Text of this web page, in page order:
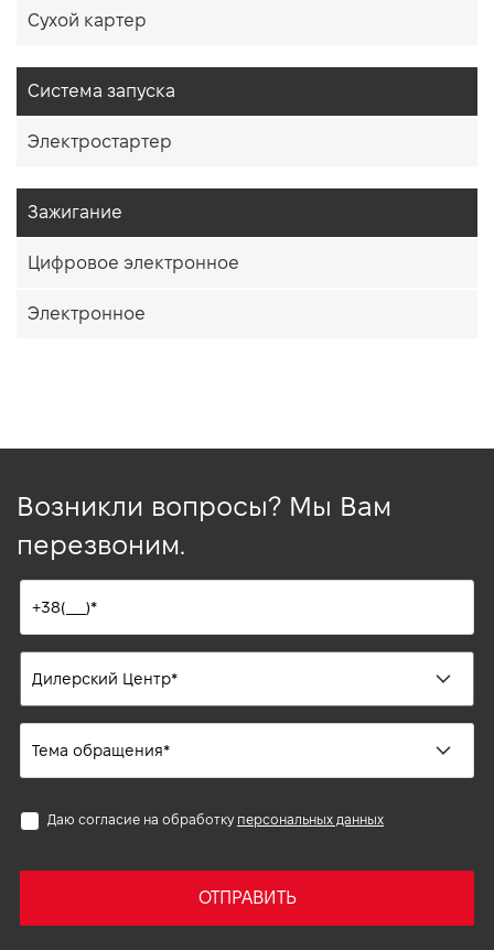
Сухой картер
Система запуска
Электростартер
Зажигание
Цифровое электронное
Электронное
Возникли вопросы? Мы Вам
перезвоним.
Даю согласие на обработку персональных данных
ОТПРАВИТЬ